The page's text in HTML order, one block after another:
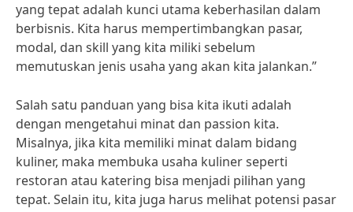
yang tepat adalah kunci utama keberhasilan dalam
berbisnis. Kita harus mempertimbangkan pasar,
modal, dan skill yang kita miliki sebelum
memutuskan jenis usaha yang akan kita jalankan.”
Salah satu panduan yang bisa kita ikuti adalah
dengan mengetahui minat dan passion kita.
Misalnya, jika kita memiliki minat dalam bidang
kuliner, maka membuka usaha kuliner seperti
restoran atau katering bisa menjadi pilihan yang
tepat. Selain itu, kita juga harus melihat potensi pasar